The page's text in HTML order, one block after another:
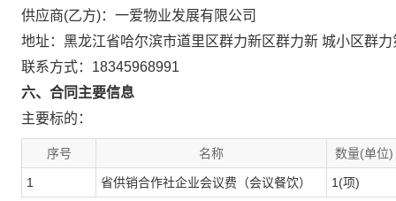
供应商(乙方)：一爱物业发展有限公司
地址：黑龙江省哈尔滨市道里区群力新区群力新 城小区群
联系方式：18345968991
六、合同主要信息
主要标的：
序号 名称 数量(单位)
1 省供销合作社企业会议费（会议餐饮） 1(项)